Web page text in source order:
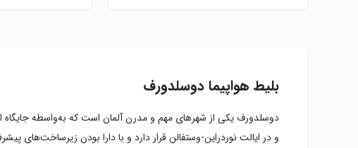
بلیط هواپیما دوسلدورف
دوسلدورف یکی از شهرهای مهم و مدرن آلمان است که به‌واسطه جایگاه
و در ایالت نوردراین-وستفالن قرار دارد و با دارا بودن